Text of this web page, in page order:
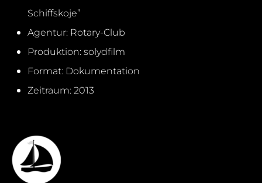
Schiffskoje”
Agentur: Rotary-Club
Produktion: solydfilm
Format: Dokumentation
Zeitraum: 2013